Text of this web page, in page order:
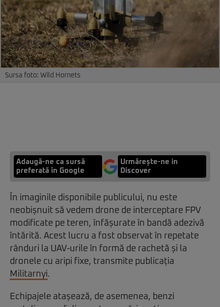
Sursa foto: Wild Hornets
Adaugă-ne ca sursă
preferată în Google
Urmărește-ne in
Discover
În imaginile disponibile publicului, nu este
neobișnuit să vedem drone de interceptare FPV
modificate pe teren, înfășurate în bandă adezivă
întărită. Acest lucru a fost observat în repetate
rânduri la UAV-urile în formă de rachetă și la
dronele cu aripi fixe, transmite publicația
Militarnyi.
Echipajele atașează, de asemenea, benzi